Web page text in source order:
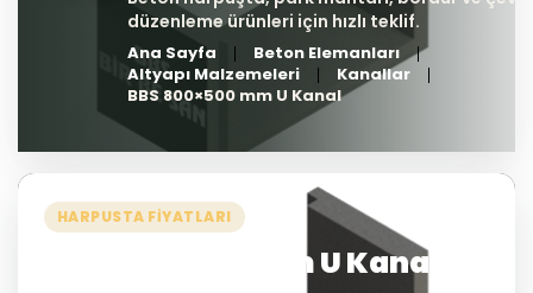
Ana Sayfa
Beton Elemanları
Altyapı Malzemeleri
Kanallar
BBS 800×500 mm U Kanal
HARPUSTA FIYATLARI
BBS 800×500 mm U Kanal